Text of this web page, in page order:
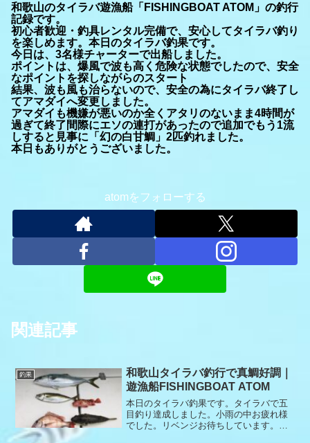
和歌山のタイラバ遊漁船「FISHINGBOAT ATOM」の釣行
記録です。
初心者歓迎・釣具レンタル完備で、安心してタイラバ釣り
を楽しめます。本日のタイラバ釣果です。
今日は、3名様チャーターで出船しました。
ポイントは、爆風で波も高く危険な状態でしたので、安全
なポイントを探しながらのスタート
結果、波も風も治らないので、安全の為にタイラバ終了し
てアマダイへ変更しました。
アマダイも機嫌が悪いのか全くアタリのないまま4時間が
過ぎて終了間際にエソの連打があったので追加でもう1流
しすると見事に「幻の白甘鯛」2匹釣れました。
本日もありがとうございました。
atomをフォローする
関連記事
釣果
和歌山タイラバ釣行で真鯛好調｜
遊漁船FISHINGBOAT ATOM
本日のタイラバ釣果です。タイラバで五
目釣り達成しました。小雨の中お疲れ様
でした。リベンジお待ちしています。本